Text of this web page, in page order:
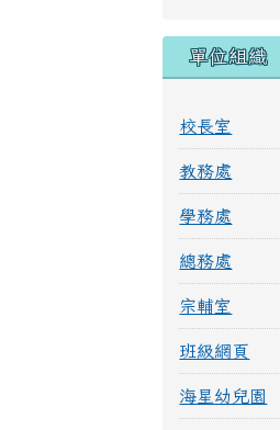
單位組織
校長室
教務處
學務處
總務處
宗輔室
班級網頁
海星幼兒園